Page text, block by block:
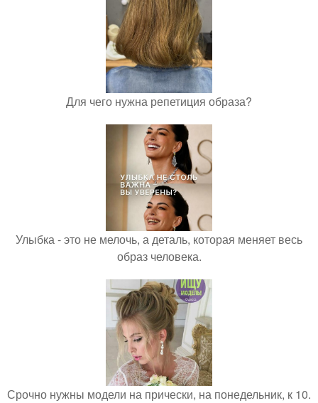
Для чего нужна репетиция образа?
Улыбка - это не мелочь, а деталь, которая меняет весь
образ человека.
Срочно нужны модели на прически, на понедельник, к 10.